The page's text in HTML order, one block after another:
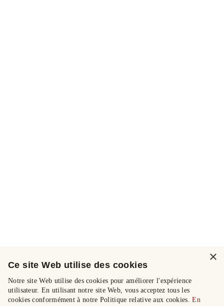
×
Ce site Web utilise des cookies
Notre site Web utilise des cookies pour améliorer l'expérience
utilisateur. En utilisant notre site Web, vous acceptez tous les
cookies conformément à notre Politique relative aux cookies.En